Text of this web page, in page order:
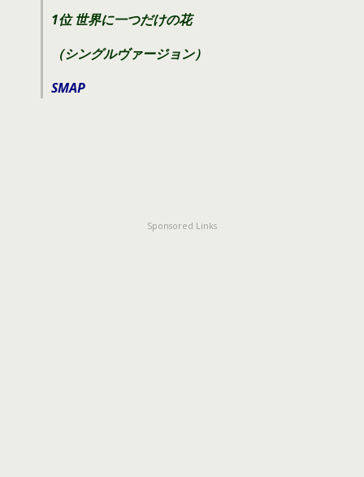
1位 世界に一つだけの花
（シングルヴァージョン）
SMAP
Sponsored Links